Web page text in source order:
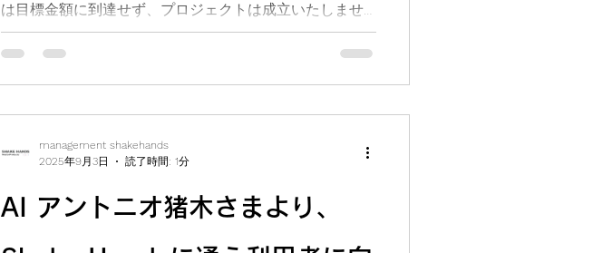
は目標金額に到達せず、プロジェクトは成立いたしませ
んでした。そのため、リターンの提供はございません
が、皆さまのお気持ちは確かに受け取らせていただきま
AI アントニオ猪木さまより、
management shakehands
2025年9月3日
読了時間: 1分